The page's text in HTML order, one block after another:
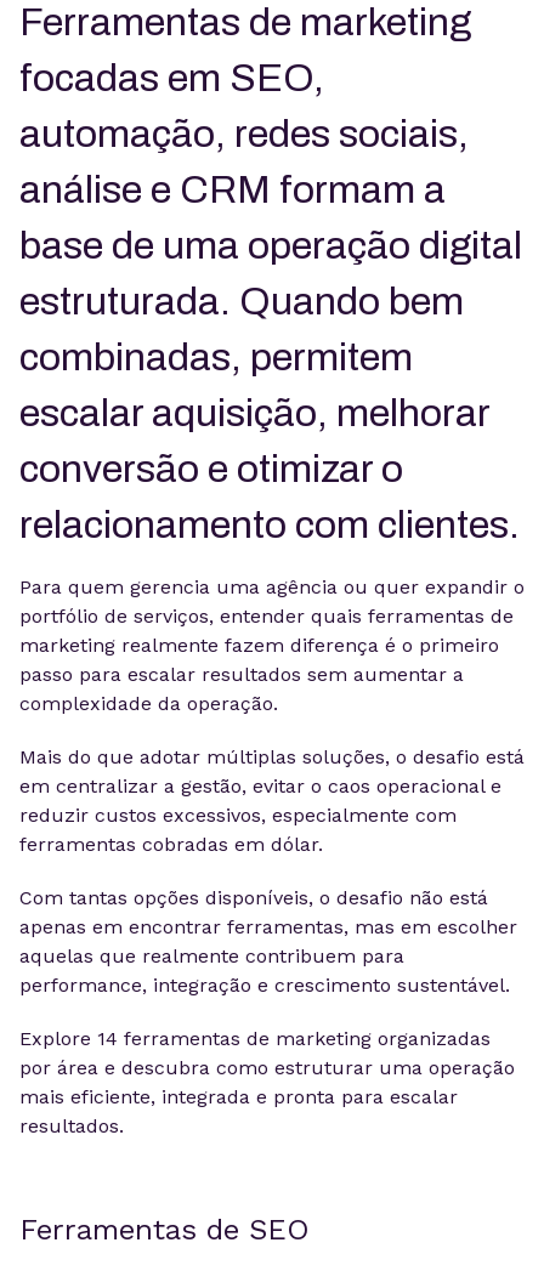
Ferramentas de marketing
focadas em SEO,
automação, redes sociais,
análise e CRM formam a
base de uma operação digital
estruturada. Quando bem
combinadas, permitem
escalar aquisição, melhorar
conversão e otimizar o
relacionamento com clientes.
Para quem gerencia uma agência ou quer expandir o
portfólio de serviços, entender quais ferramentas de
marketing realmente fazem diferença é o primeiro
passo para escalar resultados sem aumentar a
complexidade da operação.
Mais do que adotar múltiplas soluções, o desafio está
em centralizar a gestão, evitar o caos operacional e
reduzir custos excessivos, especialmente com
ferramentas cobradas em dólar.
Com tantas opções disponíveis, o desafio não está
apenas em encontrar ferramentas, mas em escolher
aquelas que realmente contribuem para
performance, integração e crescimento sustentável.
Explore 14 ferramentas de marketing organizadas
por área e descubra como estruturar uma operação
mais eficiente, integrada e pronta para escalar
resultados.
Ferramentas de SEO